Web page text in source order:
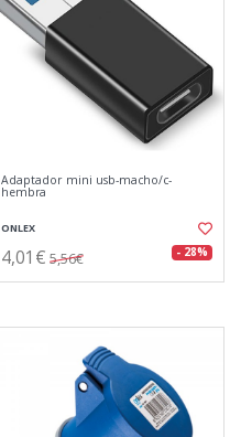
Adaptador mini usb-macho/c-
hembra
ONLEX
4,01€ 5,56€ - 28%